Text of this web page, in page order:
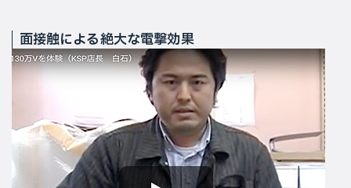
面接触による絶大な電撃効果